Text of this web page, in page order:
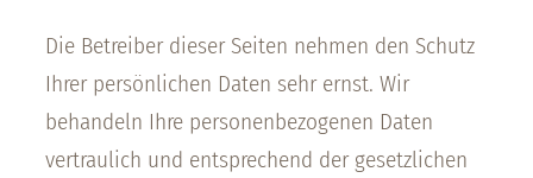
Die Betreiber dieser Seiten nehmen den Schutz
Ihrer persönlichen Daten sehr ernst. Wir
behandeln Ihre personenbezogenen Daten
vertraulich und entsprechend der gesetzlichen